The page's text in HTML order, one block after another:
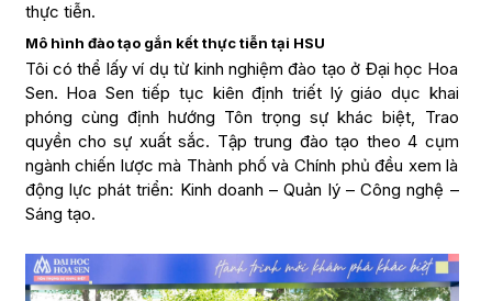
thực tiễn.
Mô hình đào tạo gắn kết thực tiễn tại HSU
Tôi có thể lấy ví dụ từ kinh nghiệm đào tạo ở Đại học Hoa
Sen. Hoa Sen tiếp tục kiên định triết lý giáo dục khai
phóng cùng định hướng Tôn trọng sự khác biệt, Trao
quyền cho sự xuất sắc. Tập trung đào tạo theo 4 cụm
ngành chiến lược mà Thành phố và Chính phủ đều xem là
động lực phát triển: Kinh doanh – Quản lý – Công nghệ –
Sáng tạo.